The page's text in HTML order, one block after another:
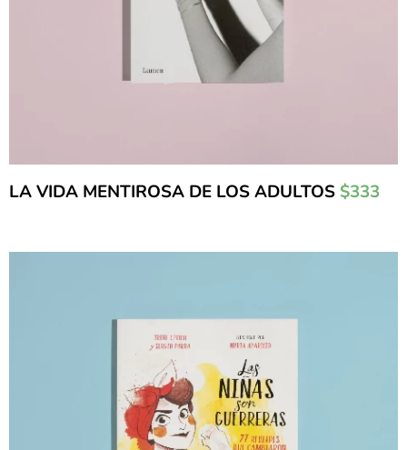
LA VIDA MENTIROSA DE LOS ADULTOS $333